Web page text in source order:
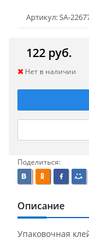
Артикул: SA-
122 руб.
Нет в наличии
Поделиться:
Описание
Упаковочная